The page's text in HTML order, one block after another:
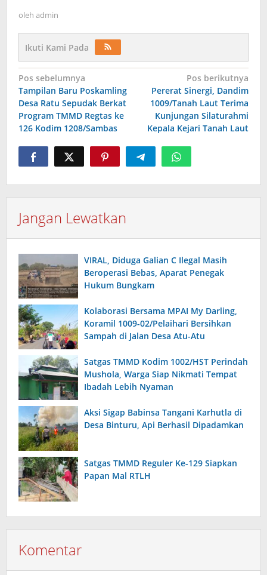
oleh admin
Ikuti Kami Pada
Navigasi
pos
Pos sebelumnya
Tampilan Baru Poskamling
Desa Ratu Sepudak Berkat
Program TMMD Regtas ke
126 Kodim 1208/Sambas
Pos berikutnya
Pererat Sinergi, Dandim
1009/Tanah Laut Terima
Kunjungan Silaturahmi
Kepala Kejari Tanah Laut
Jangan Lewatkan
VIRAL, Diduga Galian C Ilegal Masih
Beroperasi Bebas, Aparat Penegak
Hukum Bungkam
Kolaborasi Bersama MPAI My Darling,
Koramil 1009-02/Pelaihari Bersihkan
Sampah di Jalan Desa Atu-Atu
Satgas TMMD Kodim 1002/HST Perindah
Mushola, Warga Siap Nikmati Tempat
Ibadah Lebih Nyaman
Aksi Sigap Babinsa Tangani Karhutla di
Desa Binturu, Api Berhasil Dipadamkan
Satgas TMMD Reguler Ke-129 Siapkan
Papan Mal RTLH
Komentar